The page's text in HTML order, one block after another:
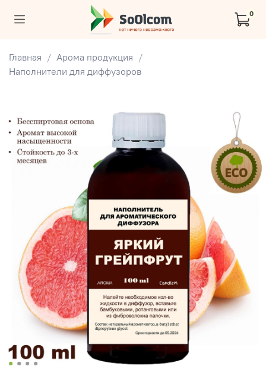
0
Главная
Арома продукция
Наполнители для диффузоров